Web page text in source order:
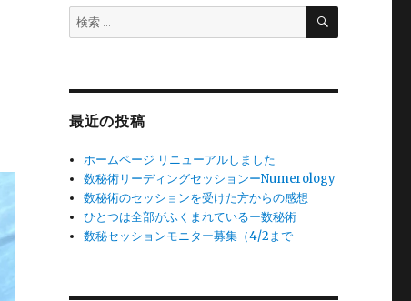
検
索:
検
最近の投稿
ホームページ リニューアルしました
数秘術リーディングセッションーNumerology
数秘術のセッションを受けた方からの感想
ひとつは全部がふくまれているー数秘術
数秘セッションモニター募集（4/2まで